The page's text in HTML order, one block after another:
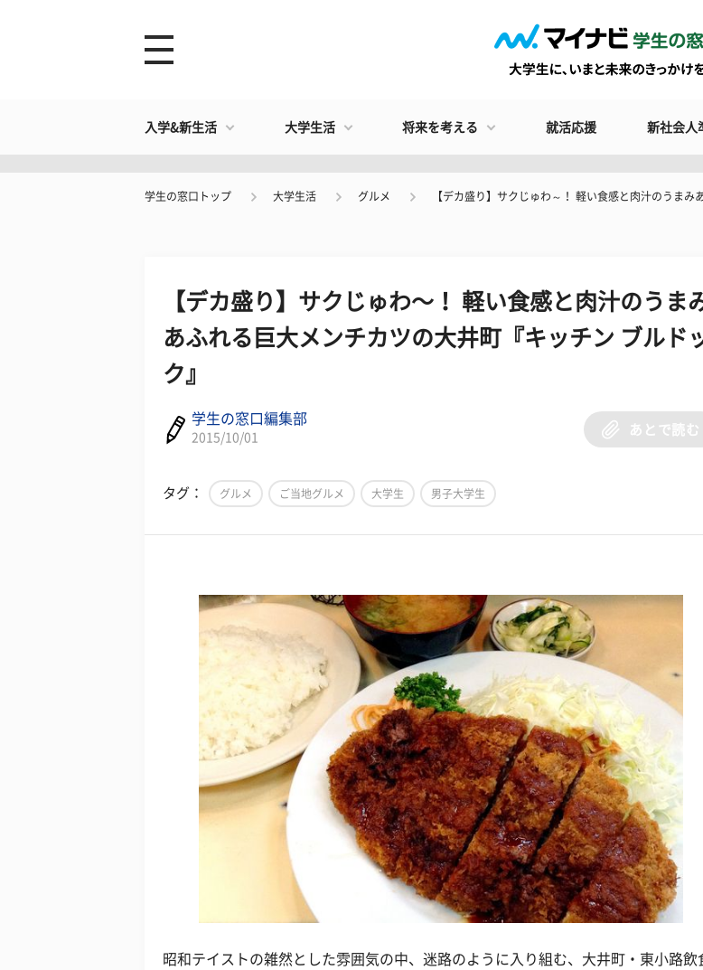
入学&新生活 大学生活 将来を考える 就活応援 新社会人
学生の窓口トップ 大学生活 グルメ 【デカ盛り】サクじゅわ～！ 軽い食感と肉汁のうまみ
【デカ盛り】サクじゅわ～！ 軽い食感と肉汁のうま
あふれる巨大メンチカツの大井町『キッチン ブルド
ク』
学生の窓口編集部
2015/10/01
あとで読む
タグ： グルメ ご当地グルメ 大学生 男子大学生
昭和テイストの雑然とした雰囲気の中、迷路のように入り組む、大井町・東小路飲